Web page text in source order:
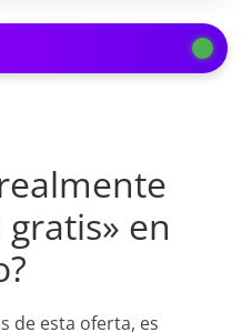
en
de esta oferta, es